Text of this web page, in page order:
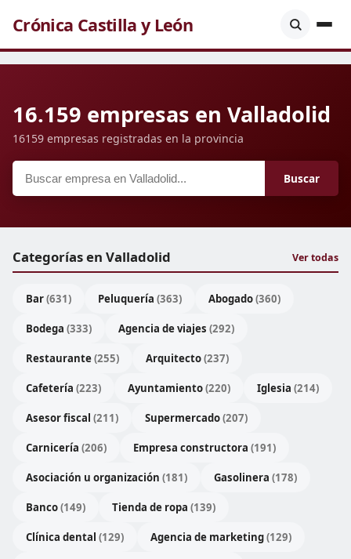
Crónica Castilla y León
16.159 empresas en Valladolid
16159 empresas registradas en la provincia
Buscar
Categorías en Valladolid Ver todas
Bar(631) Peluquería (363) Abogado(360)
Bodega (333) Agencia de viajes (292)
Restaurante(255) Arquitecto(237)
Cafetería (223) Ayuntamiento(220) Iglesia (214)
Asesor fiscal (211) Supermercado(207)
Carnicería (206) Empresa constructora (191)
Asociación u organización (181) Gasolinera (178)
Banco(149) Tienda de ropa (139)
Clínica dental (129) Agencia de marketing(129)